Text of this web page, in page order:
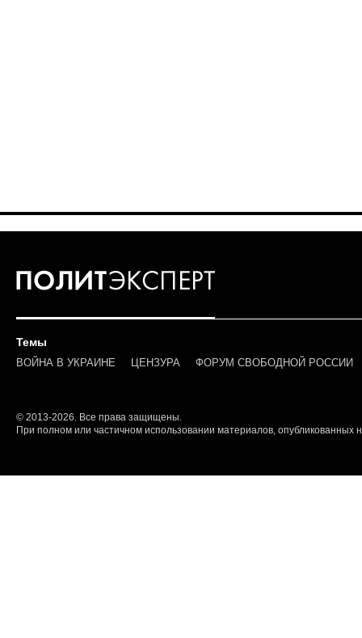
Темы
ВОЙНА В УКРАИНЕ ЦЕНЗУРА ФОРУМ СВОБОДНОЙ РОССИИ
© 2013-2026. Все права защищены.
При полном или частичном использовании материалов, опубликованных